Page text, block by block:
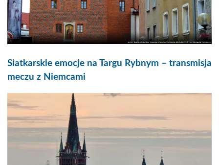
Siatkarskie emocje na Targu Rybnym – transmisja
meczu z Niemcami